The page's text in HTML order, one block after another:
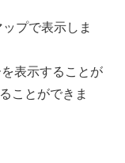
プで表示しま
表示することが
ことができま